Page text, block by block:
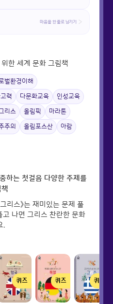
마음을 한 줄로 남기기
한 세계 문화 그림책
벌환경이해
력 다문화교육 인성교육
그리스 올림픽 마라톤
주의 올림포스산 아람
하는 첫걸음 다양한 주제를
리스》는 재미있는 문제 풀
고 나면 그리스 찬란한 문화
.
퀴즈 퀴즈 퀴즈